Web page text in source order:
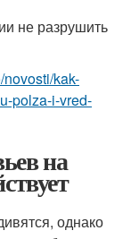
не разрушить
kak-
polza-i-vred-
на
однако